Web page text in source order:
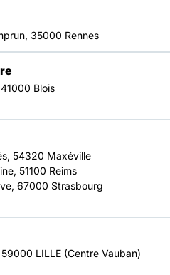
de la qualité des
ou médico-social (ESSMS)
se préparer concrètement à
de 26 fiches pratiques, vient
la FAS sur le sujet de
35000 Rennes
Blois
54320 Maxéville
51100 Reims
67000 Strasbourg
LILLE (Centre Vauban)